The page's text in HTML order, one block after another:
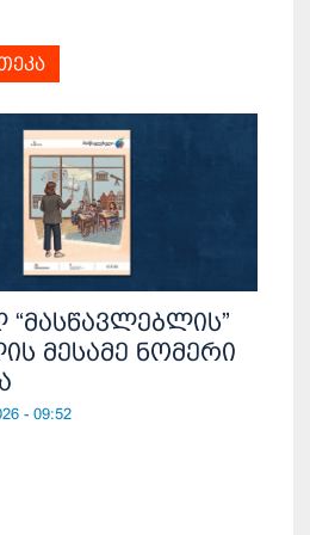
მესამე ნომერი
- 09:52